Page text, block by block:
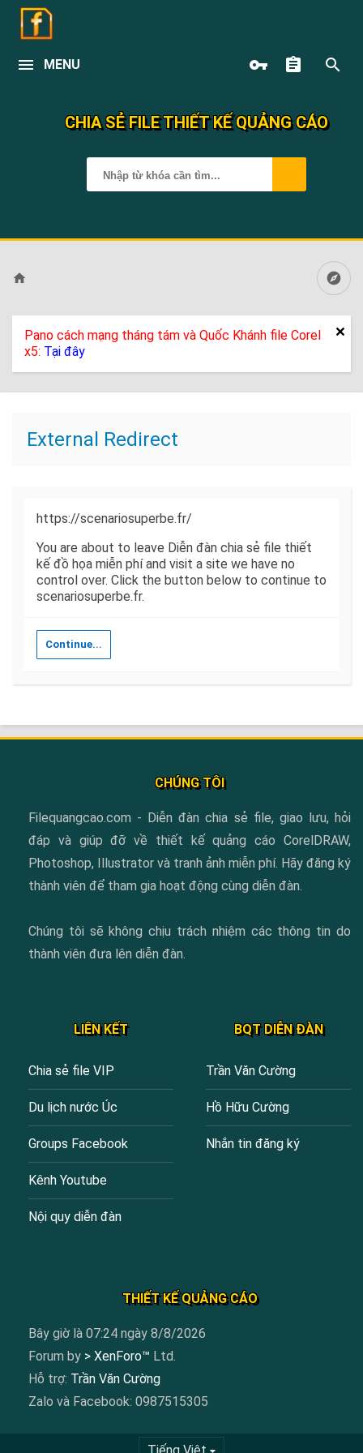
MENU
CHIA SẺ FILE THIẾT KẾ QUẢNG CÁO
Pano cách mạng tháng tám và Quốc Khánh file Corel
x5: Tại đây
External Redirect
https://scenariosuperbe.fr/
You are about to leave Diễn đàn chia sẻ file thiết
kế đồ họa miễn phí and visit a site we have no
control over. Click the button below to continue to
scenariosuperbe.fr.
Continue...
CHÚNG TÔI
Filequangcao.com - Diễn đàn chia sẻ file, giao lưu, hỏi
đáp và giúp đỡ về thiết kế quảng cáo CorelDRAW,
Photoshop, Illustrator và tranh ảnh miễn phí. Hãy đăng ký
thành viên để tham gia hoạt động cùng diễn đàn.
Chúng tôi sẽ không chịu trách nhiệm các thông tin do
thành viên đưa lên diễn đàn.
LIÊN KẾT
Chia sẻ file VIP
Du lịch nước Úc
Groups Facebook
Kênh Youtube
Nội quy diễn đàn
BQT DIỄN ĐÀN
Trần Văn Cường
Hồ Hữu Cường
Nhắn tin đăng ký
THIẾT KẾ QUẢNG CÁO
Bây giờ là 07:24 ngày 8/8/2026
Forum by > XenForo™ Ltd.
Hỗ trợ: Trần Văn Cường
Zalo và Facebook: 0987515305